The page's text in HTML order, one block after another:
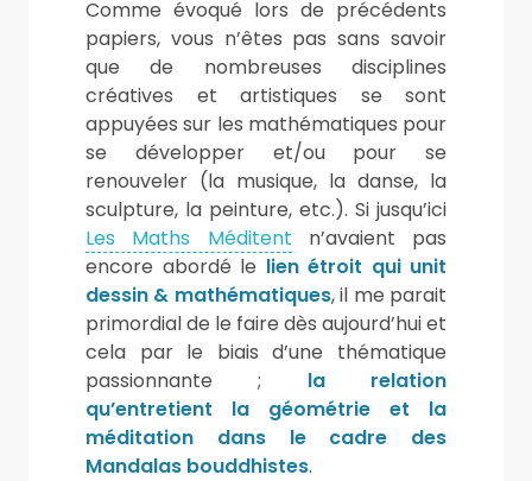
Comme évoqué lors de précédents
papiers, vous n’êtes pas sans savoir
que de nombreuses disciplines
créatives et artistiques se sont
appuyées sur les mathématiques pour
se développer et/ou pour se
renouveler (la musique, la danse, la
sculpture, la peinture, etc.). Si jusqu’ici
Les Maths Méditent n’avaient pas
encore abordé le lien étroit qui unit
dessin & mathématiques, il me parait
primordial de le faire dès aujourd’hui et
cela par le biais d’une thématique
passionnante ; la relation
qu’entretient la géométrie et la
méditation dans le cadre des
Mandalas bouddhistes.